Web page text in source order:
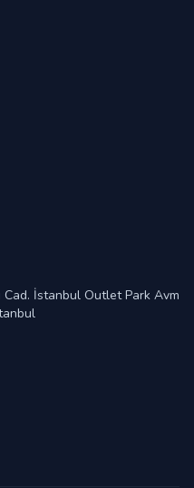
İstanbul Outlet Park Avm